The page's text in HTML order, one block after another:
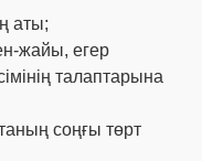
аты;
жайы, егер
талаптарына
соңғы төрт